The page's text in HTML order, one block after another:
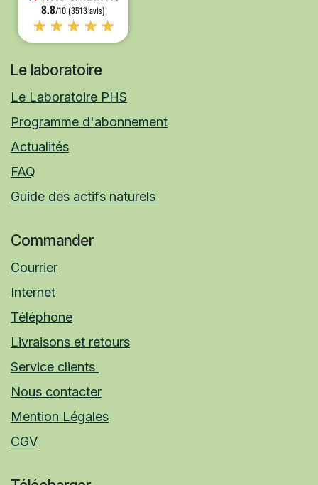
8.8/10 (3513 avis)
★★★★★
Le laboratoire
Le Laboratoire PHS
Programme d'abonnement
Actualités
FAQ
Guide des actifs naturels
Commander
Courrier
Internet
Téléphone
Livraisons et retours
Service clients
Nous contacter
Mention Légales
CGV